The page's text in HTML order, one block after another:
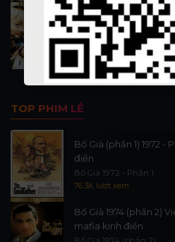
Tam Mao Phưu Lưu Ký
San Mao Liu Lang Ji
11.7K lượt xem
TOP PHIM LẺ
Bố Già (phần 1) 1972 -
điển
Bố Già 1972 - Phần 1
76.3K lượt xem
Bố Già 1974 (phần 2)
mafia kinh điển